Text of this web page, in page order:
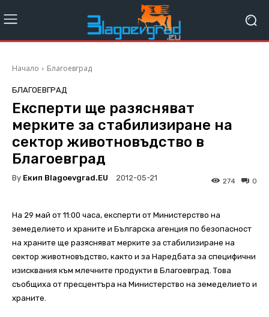
Начало Благоевград
БЛАГОЕВГРАД
Експерти ще разясняват
мерките за стабилизиране на
сектор животновъдство в
Благоевград
By Екип Blagoevgrad.EU 2012-05-21 0
274
На 29 май от 11:00 часа, експерти от Министерство на
земеделието и храните и Българска агенция по безопасност
на храните ще разясняват мерките за стабилизиране на
сектор животновъдство, както и за Наредбата за специфични
изисквания към млечните продукти в Благоевград. Това
съобщиха от пресцентъра на Министерство на земеделието и
храните.